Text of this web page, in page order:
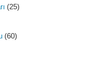
(25)
(60)